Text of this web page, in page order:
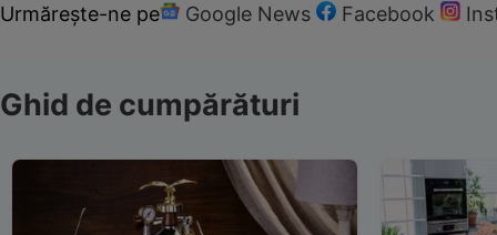
Urmărește-ne pe Google News Facebook
Ghid de cumpărături